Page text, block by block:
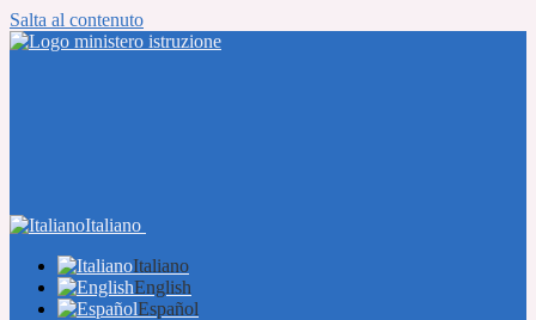
Salta al contenuto
Italiano
Italiano
English
Español